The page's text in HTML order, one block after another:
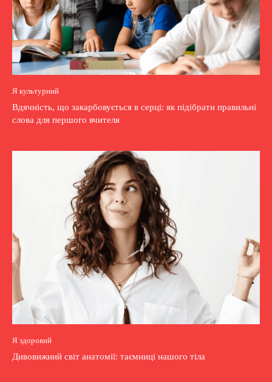
Я культурний
Вдячність, що закарбовується в серці: як підібрати правильні
слова для першого вчителя
Я здоровий
Дивовижний світ анатомії: таємниці нашого тіла